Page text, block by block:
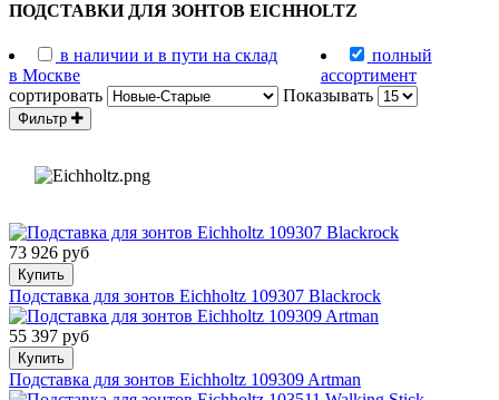
ПОДСТАВКИ ДЛЯ ЗОНТОВ EICHHOLTZ
в наличии и в пути на склад
в Москве
полный
ассортимент
сортировать
Показывать
Фильтр
73 926 руб
Купить
Подставка для зонтов Eichholtz 109307 Blackrock
55 397 руб
Купить
Подставка для зонтов Eichholtz 109309 Artman